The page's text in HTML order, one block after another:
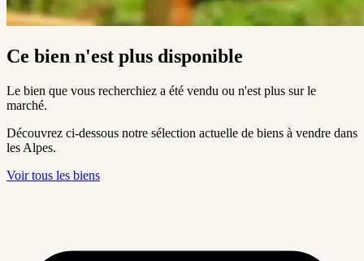
Ce bien n'est plus disponible
Le bien que vous recherchiez a été vendu ou n'est plus sur le
marché.
Découvrez ci-dessous notre sélection actuelle de biens à vendre dans
les Alpes.
Voir tous les biens